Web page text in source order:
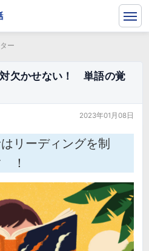
ー
欠かせない！ 単語の覚
2023年01月08日
リーディングを制
！